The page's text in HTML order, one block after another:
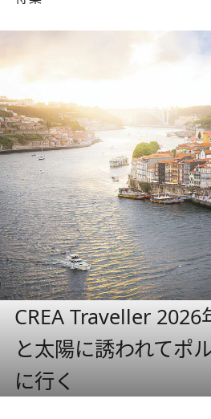
CREA Traveller
と太陽に誘われてポ
に行く